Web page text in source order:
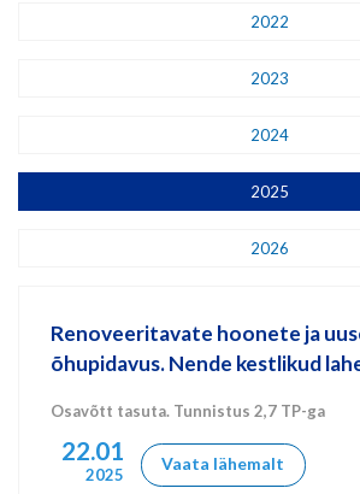
2022
2023
2024
2025
2026
Renoveeritavate hoonete ja
õhupidavus. Nende kestlikud
Osavõtt tasuta. Tunnistus 2,7 TP-ga
22.01
2025
Vaata lähemalt